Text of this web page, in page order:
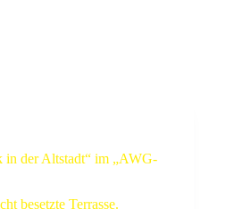
in der Altstadt“ im „AWG-